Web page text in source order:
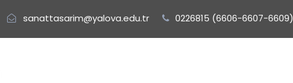
sanattasarim@yalova.edu.tr 0226815 (6606-6607-6609)